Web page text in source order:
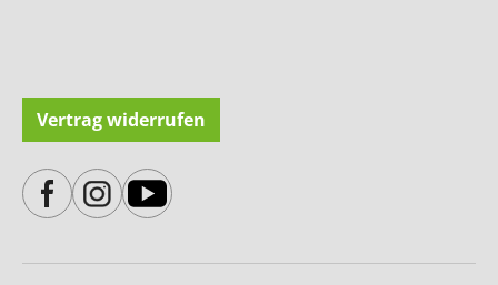
Vertrag widerrufen